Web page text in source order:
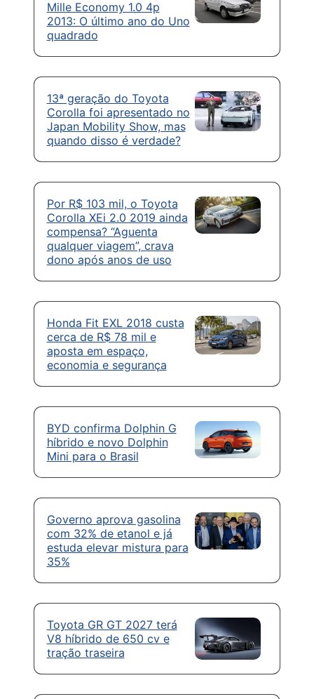
Mille Economy 1.0 4p
2013: O último ano do Uno
quadrado
13ª geração do Toyota
Corolla foi apresentado no
Japan Mobility Show, mas
quando disso é verdade?
Por R$ 103 mil, o Toyota
Corolla XEi 2.0 2019 ainda
compensa? “Aguenta
qualquer viagem”, crava
dono após anos de uso
Honda Fit EXL 2018 custa
cerca de R$ 78 mil e
aposta em espaço,
economia e segurança
BYD confirma Dolphin G
híbrido e novo Dolphin
Mini para o Brasil
Governo aprova gasolina
com 32% de etanol e já
estuda elevar mistura para
35%
Toyota GR GT 2027 terá
V8 híbrido de 650 cv e
tração traseira